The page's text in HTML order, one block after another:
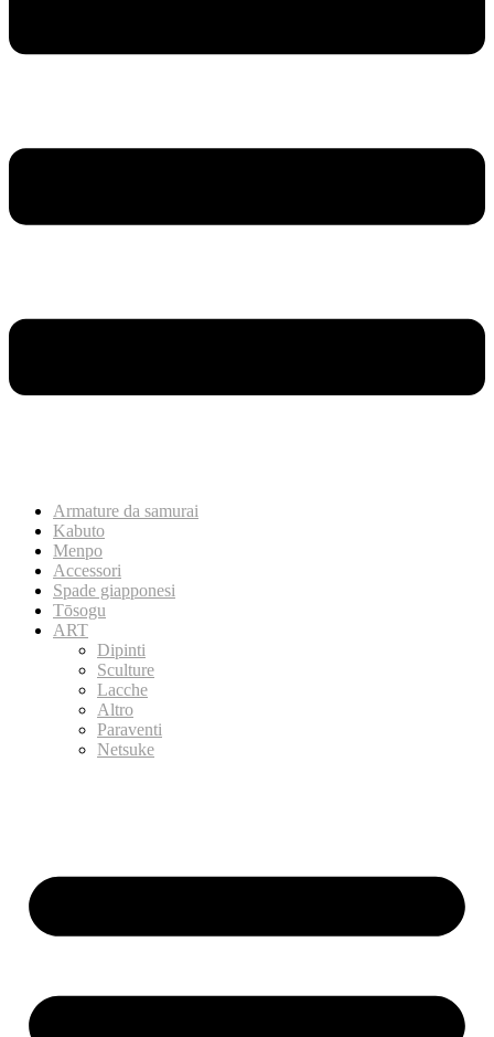
Armature da samurai
Kabuto
Menpo
Accessori
Spade giapponesi
Tōsogu
ART
Dipinti
Sculture
Lacche
Altro
Paraventi
Netsuke